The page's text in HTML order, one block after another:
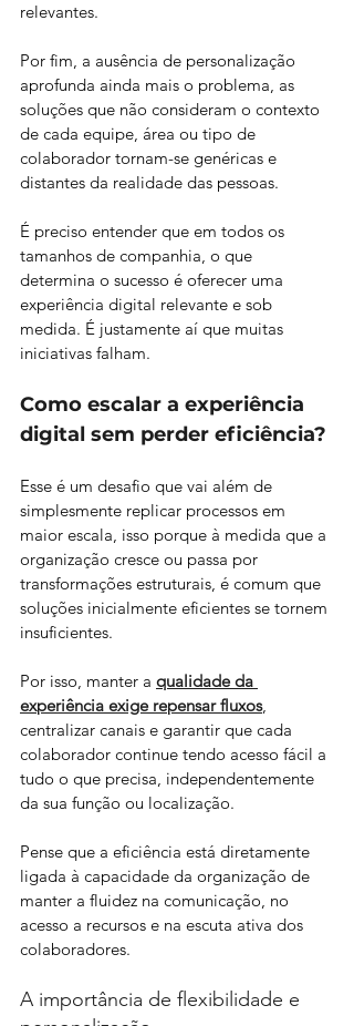
relevantes.
Por fim, a ausência de personalização
aprofunda ainda mais o problema, as
soluções que não consideram o contexto
de cada equipe, área ou tipo de
colaborador tornam-se genéricas e
distantes da realidade das pessoas.
É preciso entender que em todos os
tamanhos de companhia, o que
determina o sucesso é oferecer uma
experiência digital relevante e sob
medida. É justamente aí que muitas
iniciativas falham.
Como escalar a experiência
digital sem perder eficiência?
Esse é um desafio que vai além de
simplesmente replicar processos em
maior escala, isso porque à medida que a
organização cresce ou passa por
transformações estruturais, é comum que
soluções inicialmente eficientes se tornem
insuficientes.
Por isso, manter a qualidade da
experiência exige repensar fluxos,
centralizar canais e garantir que cada
colaborador continue tendo acesso fácil a
tudo o que precisa, independentemente
da sua função ou localização.
Pense que a eficiência está diretamente
ligada à capacidade da organização de
manter a fluidez na comunicação, no
acesso a recursos e na escuta ativa dos
colaboradores.
A importância de flexibilidade e